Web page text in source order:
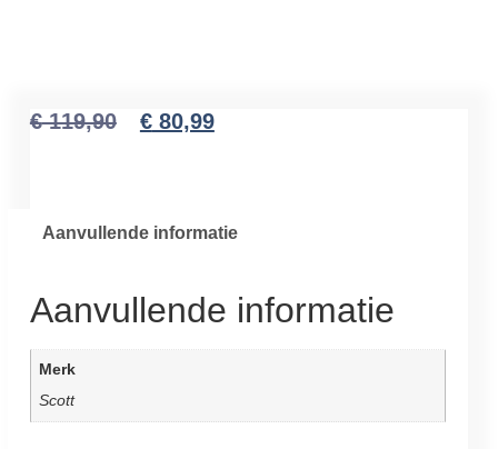
€119,90 €80,99
Aanvullende informatie
Aanvullende informatie
Merk
Scott